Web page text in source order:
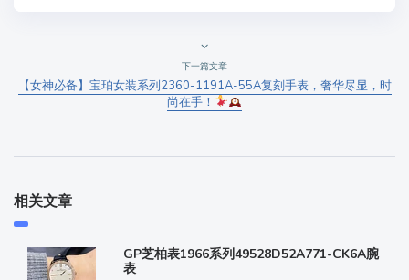
下一篇文章
【女神必备】宝珀女装系列2360-1191A-55A复刻手表，奢华尽显，时
尚在手！
相关文章
GP芝柏表1966系列49528D52A771-CK6A腕
表